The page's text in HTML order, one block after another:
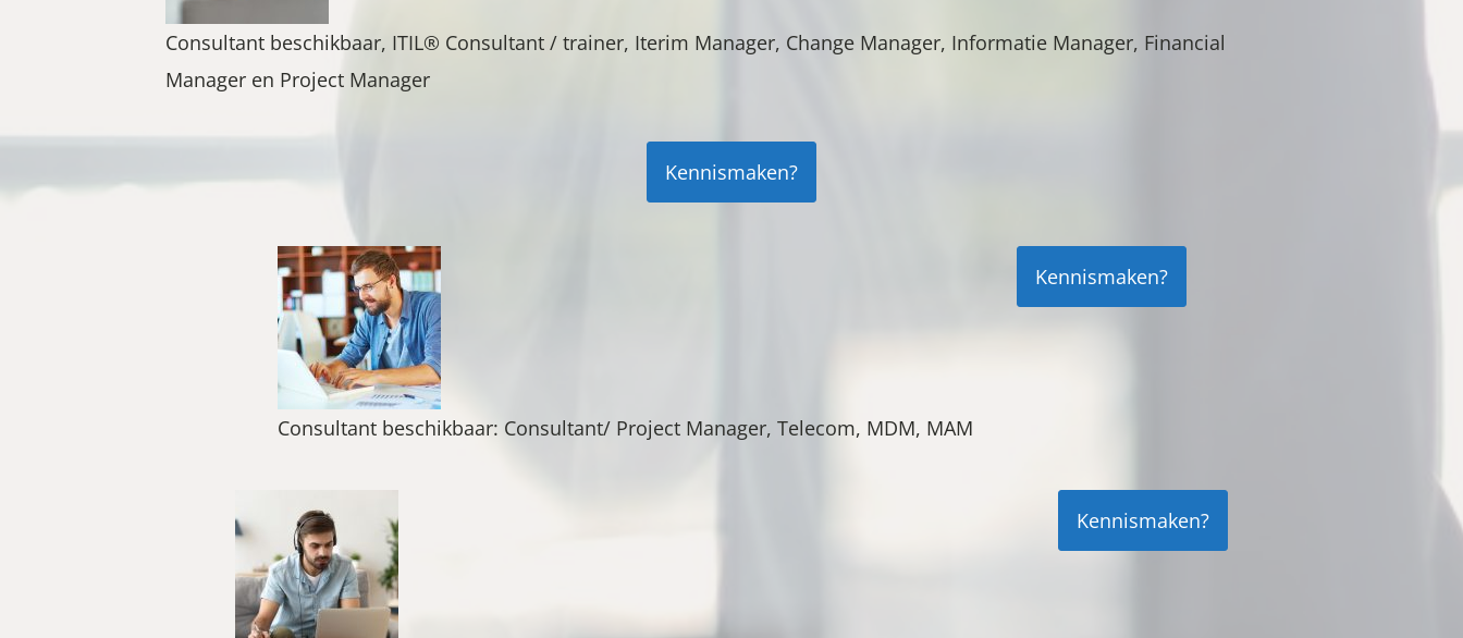
Consultant beschikbaar, ITIL® Consultant / trainer, Iterim Manager, Change Manager, Informatie Manager, Financial
Manager en Project Manager
Kennismaken?
Consultant beschikbaar: Consultant/ Project Manager, Telecom, MDM, MAM
Kennismaken?
Kennismaken?